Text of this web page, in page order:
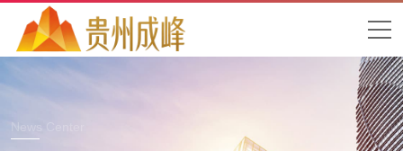
News Center